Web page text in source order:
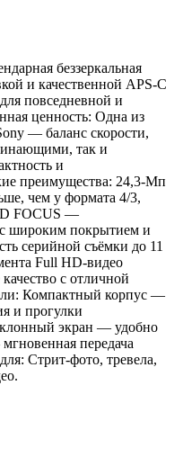
беззеркальная
и качественной APS-C
повседневной и
ценность: Одна из
— баланс скорости,
так и
и
преимущества: 24,3-Мп
чем у формата 4/3,
FOCUS —
широким покрытием и
серийной съёмки до 11
Full HD-видео
с отличной
Компактный корпус —
и прогулки
экран — удобно
передача
Стрит-фото, тревела,